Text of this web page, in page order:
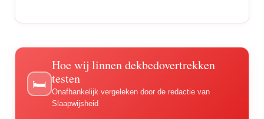
🛏️
Hoe wij linnen dekbedovertrekken
testen
Onafhankelijk vergeleken door de redactie van
Slaapwijsheid